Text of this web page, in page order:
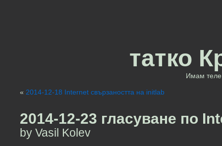
татко
Имам теле
« 2014-12-18 Internet свързаността на initlab
2014-12-23 гласуване по
by Vasil Kolev